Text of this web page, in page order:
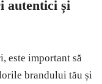
autentici și
este important să
brandului tău și